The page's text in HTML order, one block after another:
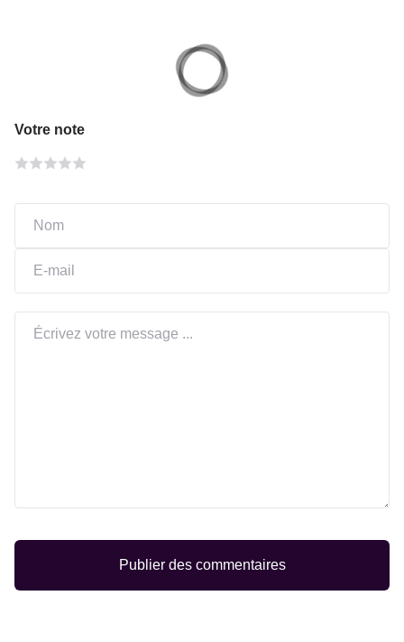
Votre note
Publier des commentaires